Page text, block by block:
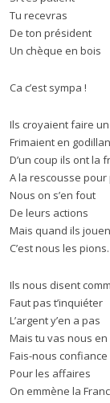
Tu recevras
De ton président
Un chèque en bois
Ca c’est sympa !
Ils croyaient faire
Frimaient en
D’un coup ils ont la
A la rescousse pour
Nous on s’en fout
De leurs actions
Mais quand ils
C’est nous les pions.
Ils nous disent
Faut pas t’inquiéter
L’argent y’en a pas
Mais tu vas nous
Fais-nous confiance
Pour les affaires
On emmène la